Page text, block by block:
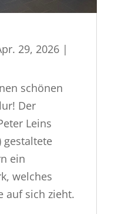
29, 2026|
schönen
Der
Leins
ein
welches
auf sich zieht.